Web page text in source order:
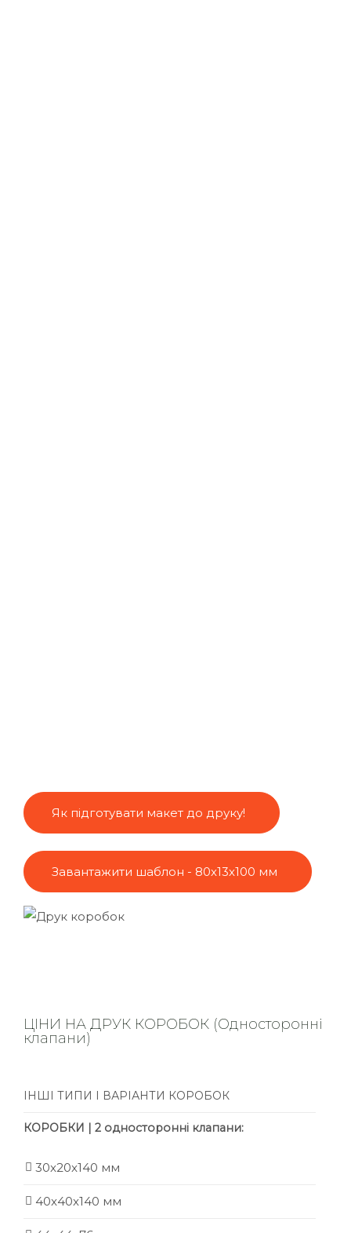
Як підготувати макет до друку!
Завантажити шаблон - 80х13х100 мм
ЦІНИ НА ДРУК КОРОБОК (Односторонні
клапани)
ІНШІ ТИПИ І ВАРІАНТИ КОРОБОК
КОРОБКИ | 2 односторонні клапани:
30x20x140 мм
40x40x140 мм